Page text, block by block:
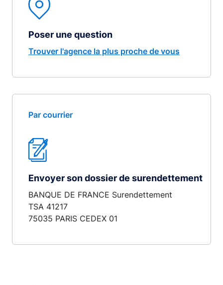
Poser une question
Trouver l'agence la plus proche de vous
Par courrier
Envoyer son dossier de surendettement
BANQUE DE FRANCE Surendettement
TSA 41217
75035 PARIS CEDEX 01